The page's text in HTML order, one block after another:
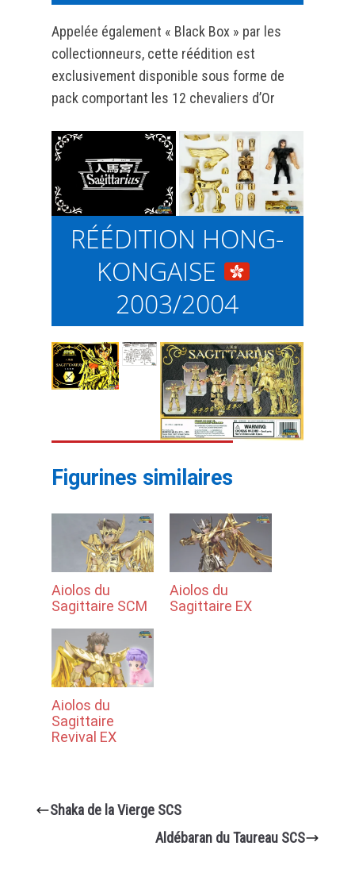
Appelée également « Black Box » par les
collectionneurs, cette réédition est
exclusivement disponible sous forme de
pack comportant les 12 chevaliers d’Or
RÉÉDITION HONG-
KONGAISE
2003/2004
Figurines similaires
Aiolos du
Sagittaire SCM
Aiolos du
Sagittaire EX
Aiolos du
Sagittaire
Revival EX
Shaka de la Vierge SCS
Aldébaran du Taureau SCS